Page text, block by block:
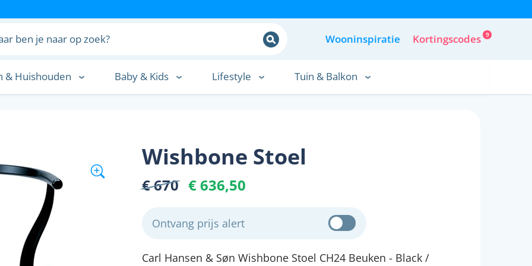
Wooninspiratie Kortingscodes 9
& Huishouden Baby & Kids Lifestyle Tuin & Balkon
Wishbone Stoel
€ 670 € 636,50
Ontvang prijs alert
Carl Hansen & Søn Wishbone Stoel CH24 Beuken - Black /